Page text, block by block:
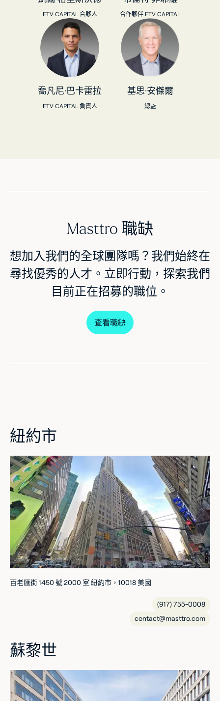
FTV CAPITAL 合夥人 合作夥伴 FTV CAPITAL
喬凡尼·巴卡雷拉
FTV CAPITAL 負責人
基思·安傑爾
總監
Masttro 職缺
想加入我們的全球團隊嗎？我們始終在
尋找優秀的人才。立即行動，探索我們
目前正在招募的職位。
查看職缺
紐約市
百老匯街 1450 號 2000 室 紐約市，10018 美國
(917) 755-0008
contact@masttro.com
蘇黎世